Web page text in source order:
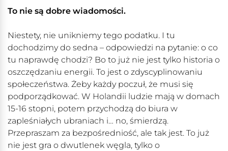
To nie są dobre wiadomości.
Niestety, nie unikniemy tego podatku. I tu
dochodzimy do sedna – odpowiedzi na pytanie: o co
tu naprawdę chodzi? Bo to już nie jest tylko historia o
oszczędzaniu energii. To jest o zdyscyplinowaniu
społeczeństwa. Żeby każdy poczuł, że musi się
podporządkować. W Holandii ludzie mają w domach
15-16 stopni, potem przychodzą do biura w
zapleśniałych ubraniach i… no, śmierdzą.
Przepraszam za bezpośredniość, ale tak jest. To już
nie jest gra o dwutlenek węgla, tylko o